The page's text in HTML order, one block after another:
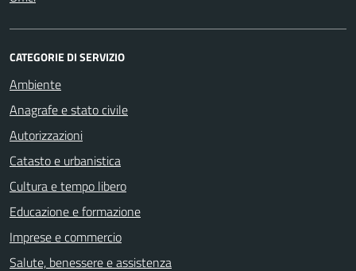
CATEGORIE DI SERVIZIO
Ambiente
Anagrafe e stato civile
Autorizzazioni
Catasto e urbanistica
Cultura e tempo libero
Educazione e formazione
Imprese e commercio
Salute, benessere e assistenza